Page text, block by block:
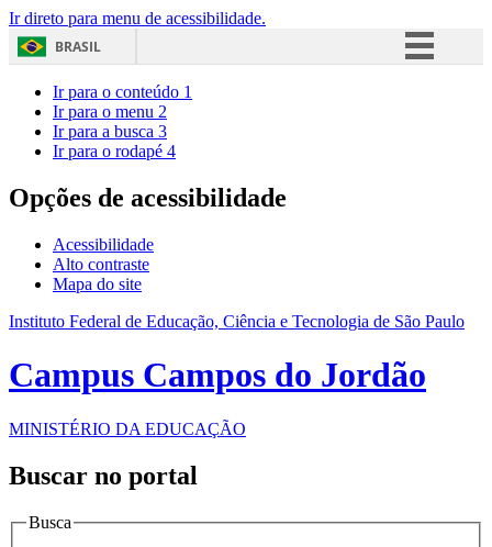
Ir direto para menu de acessibilidade.
BRASIL
Acesso à informação
Ir para o conteúdo 1
Ir para o menu 2
Ir para a busca 3
Ir para o rodapé 4
Opções de acessibilidade
Acessibilidade
Alto contraste
Mapa do site
Instituto Federal de Educação, Ciência e Tecnologia de São Paulo
Campus Campos do Jordão
MINISTÉRIO DA EDUCAÇÃO
Buscar no portal
Busca